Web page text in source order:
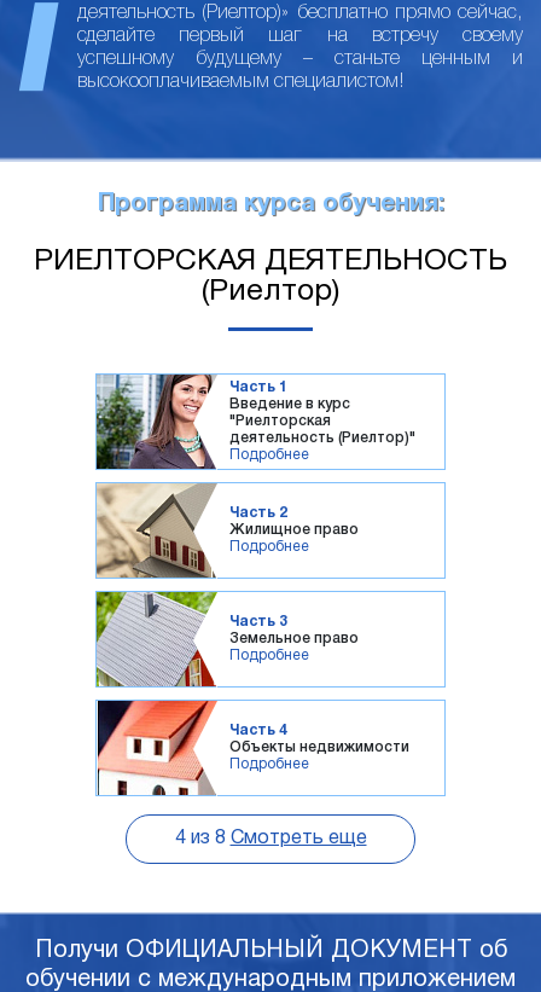
деятельность (Риелтор)» бесплатно прямо сейчас,
сделайте первый шаг на встречу своему
успешному будущему – станьте ценным и
высокооплачиваемым специалистом!
Программа курса обучения:
РИЕЛТОРСКАЯ ДЕЯТЕЛЬНОСТЬ
(Риелтор)
Часть 1
Введение в курс
"Риелторская
деятельность (Риелтор)"
Подробнее
Часть 2
Жилищное право
Подробнее
Часть 3
Земельное право
Подробнее
Часть 4
Объекты недвижимости
Подробнее
4из 8 Смотреть еще
Получи ОФИЦИАЛЬНЫЙ ДОКУМЕНТ об
обучении с международным приложением